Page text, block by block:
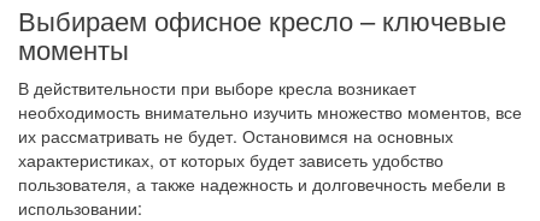
Выбираем офисное кресло – ключевые
моменты
В действительности при выборе кресла возникает
необходимость внимательно изучить множество моментов, все
их рассматривать не будет. Остановимся на основных
характеристиках, от которых будет зависеть удобство
пользователя, а также надежность и долговечность мебели в
использовании: